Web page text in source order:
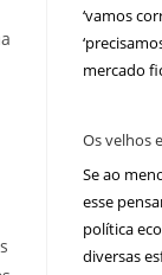
‘vamos
mercado
Os velhos
Se ao
esse
política
diversas